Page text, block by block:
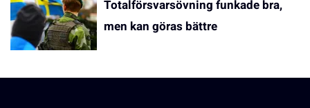
Totalförsvarsövning funkade bra,
men kan göras bättre